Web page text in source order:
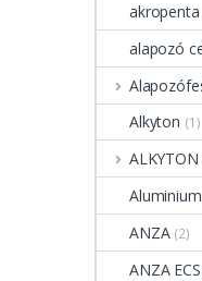
akropenta
alapozó
Alkyton (1)
ANZA (2)
ANZA